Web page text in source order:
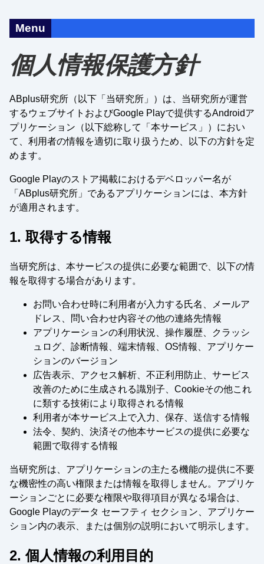
Menu
個人情報保護方針
ABplus研究所（以下「当研究所」）は、当研究所が運営
するウェブサイトおよびGoogle Playで提供するAndroidア
プリケーション（以下総称して「本サービス」）におい
て、利用者の情報を適切に取り扱うため、以下の方針を定
めます。
Google Playのストア掲載におけるデベロッパー名が
「ABplus研究所」であるアプリケーションには、本方針
が適用されます。
1. 取得する情報
当研究所は、本サービスの提供に必要な範囲で、以下の情
報を取得する場合があります。
お問い合わせ時に利用者が入力する氏名、メールア
ドレス、問い合わせ内容その他の連絡先情報
アプリケーションの利用状況、操作履歴、クラッシ
ュログ、診断情報、端末情報、OS情報、アプリケー
ションのバージョン
広告表示、アクセス解析、不正利用防止、サービス
改善のために生成される識別子、Cookieその他これ
に類する技術により取得される情報
利用者が本サービス上で入力、保存、送信する情報
法令、契約、決済その他本サービスの提供に必要な
範囲で取得する情報
当研究所は、アプリケーションの主たる機能の提供に不要
な機密性の高い権限または情報を取得しません。アプリケ
ーションごとに必要な権限や取得項目が異なる場合は、
Google Playのデータ セーフティ セクション、アプリケー
ション内の表示、または個別の説明において明示します。
2. 個人情報の利用目的